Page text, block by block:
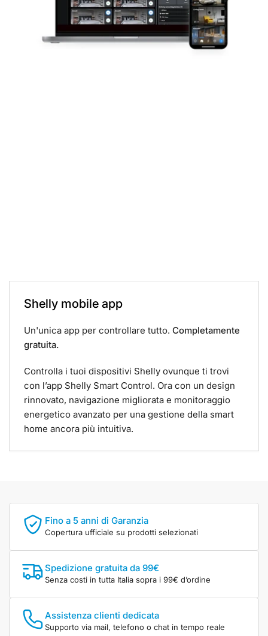
Shelly mobile app
Un'unica app per controllare tutto. Completamente
gratuita.
Controlla i tuoi dispositivi Shelly ovunque ti trovi
con l’app Shelly Smart Control. Ora con un design
rinnovato, navigazione migliorata e monitoraggio
energetico avanzato per una gestione della smart
home ancora più intuitiva.
Fino a 5 anni di Garanzia
Copertura ufficiale su prodotti selezionati
Spedizione gratuita da 99€
Senza costi in tutta Italia sopra i 99€ d’ordine
Assistenza clienti dedicata
Supporto via mail, telefono o chat in tempo reale